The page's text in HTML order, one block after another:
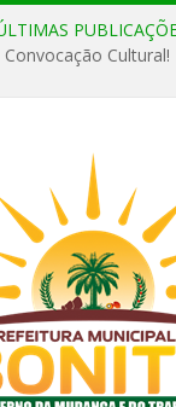
Convocação Cultural!